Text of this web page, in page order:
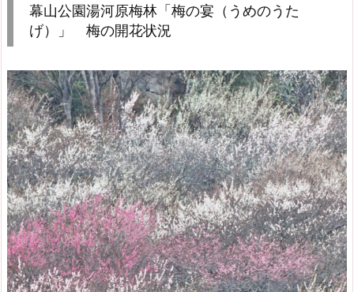
幕山公園湯河原梅林「梅の宴（うめのうた
げ）」 梅の開花状況